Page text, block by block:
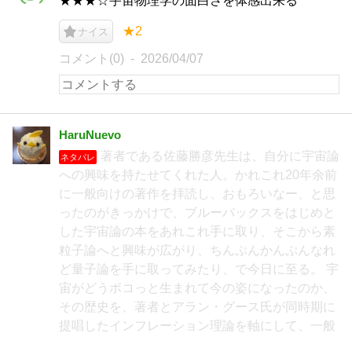
ナイス ★2
コメント(0) 2026/04/07
HaruNuevo
ネタバレ
著者である佐藤勝彦先生は、自分に宇宙論
への興味を持たせてくれた人。かれこれ20年余前
に一般向けの著作を拝読し、おもろいなー、と思
ったのがきっかけで、ブルーバックスをはじめと
した宇宙論の本をあれこれ手に取り、そこから素
粒子論へと興味が広がり、ちんぷんかんぷんなれ
ど量子論を手に取ってみたり、で今日に至る。 宇
宙がどうボコっと生まれて今の姿になったのか、
その歴史を、著者とアラン・グース氏が同時期に
提唱したインフレーション理論を軸にして、一般